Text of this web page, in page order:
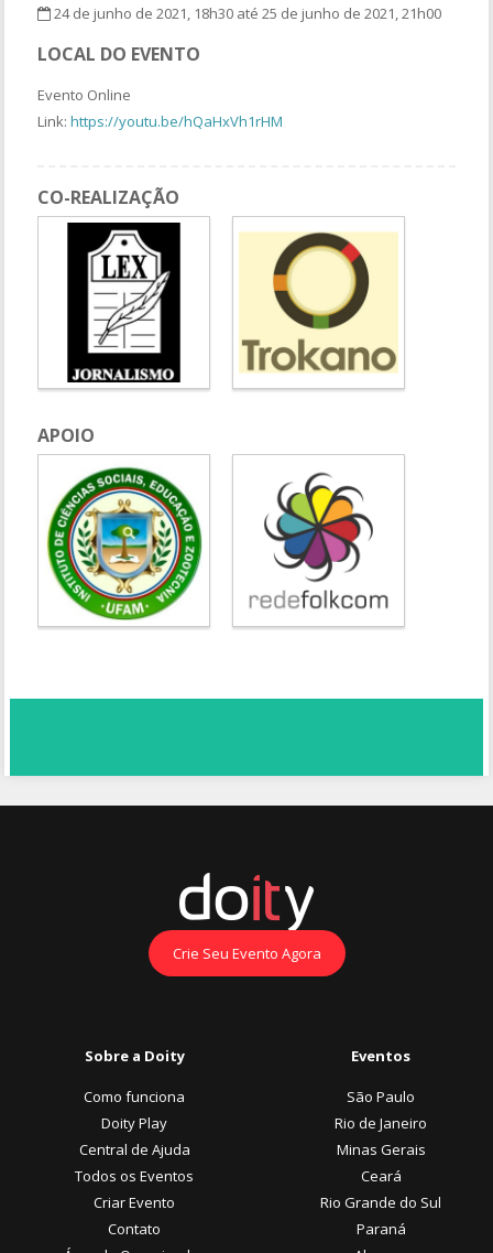
24 de junho de 2021, 18h30 até 25 de junho de 2021, 21h00
LOCAL DO EVENTO
Evento Online
Link:https://youtu.be/hQaHxVh1rHM
CO-REALIZAÇÃO
APOIO
Crie Seu Evento Agora
Sobre a Doity
Como funciona
Doity Play
Central de Ajuda
Todos os Eventos
Criar Evento
Contato
Eventos
São Paulo
Rio de Janeiro
Minas Gerais
Ceará
Rio Grande do Sul
Paraná